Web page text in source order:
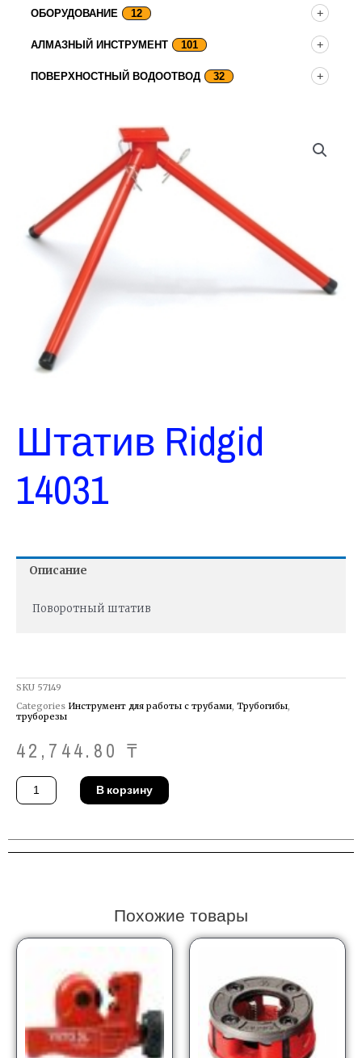
ОБОРУДОВАНИЕ 12
АЛМАЗНЫЙ ИНСТРУМЕНТ 101
ПОВЕРХНОСТНЫЙ ВОДООТВОД 32
Штатив Ridgid
14031
Описание
Поворотный штатив
SKU 57149
Categories Инструмент для работы с трубами, Трубогибы,
труборезы
42,744.80 ₸
Количество
товара
Штатив
В корзину
Похожие товары